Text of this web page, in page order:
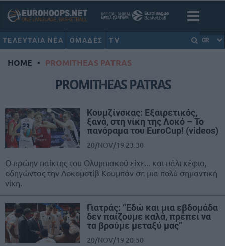
ΤΕΛΕΥΤΑΙΑ ΝΕΑ ΟΜΑΔΕΣ TV GR
HOME • PROMITHEAS PATRAS
PROMITHEAS PATRAS
Κουμζίνσκας: Εξαιρετικός,
ξανά, στη νίκη της Λοκό – Το
πανόραμα του EuroCup! (videos)
20/NOV/19 23:30
Ο πρώην παίκτης του Ολυμπιακού είχε... και πάλι κέφια,
οδηγώντας την Λοκομοτίβ Κουμπάν σε μια πολύ σημαντική
νίκη.
Γιατράς: “Εδώ και μια εβδομάδα
δεν παίζουμε καλά, πρέπει να
τα βρούμε μεταξύ μας”
20/NOV/19 20:50